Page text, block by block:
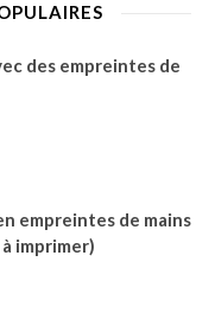
des empreintes de
empreintes de mains
imprimer)